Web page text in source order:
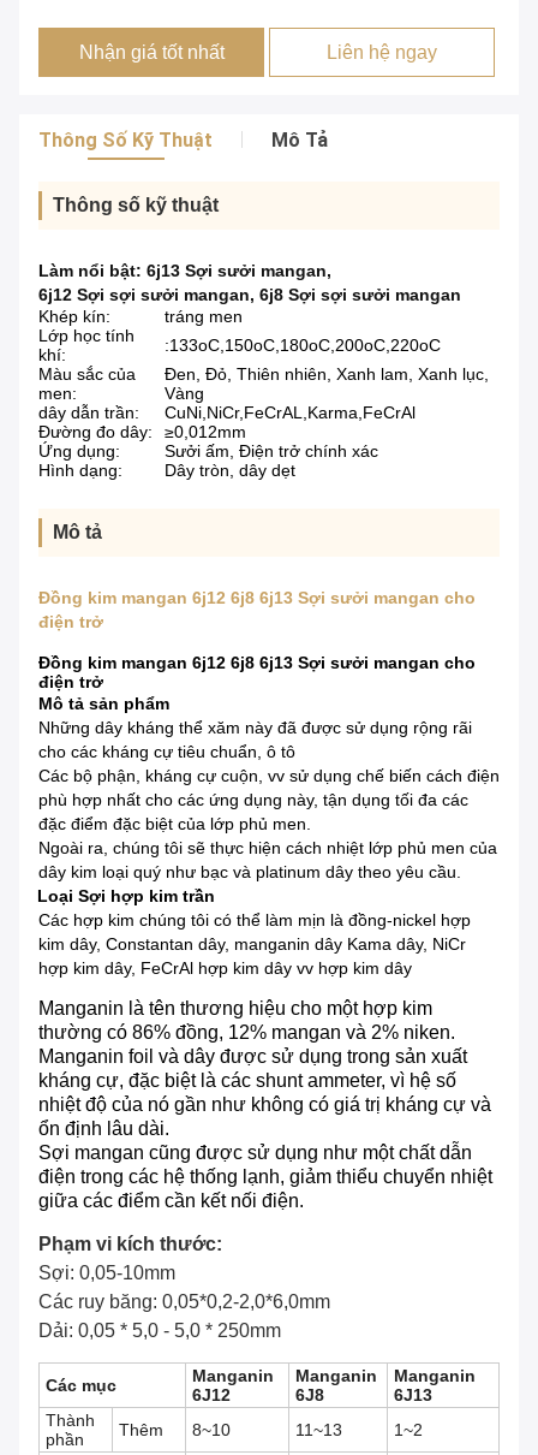
Nhận giá tốt nhất Liên hệ ngay
Thông Số Kỹ Thuật Mô Tả
Thông số kỹ thuật
Làm nổi bật: 6j13 Sợi sưởi mangan,
6j12 Sợi sợi sưởi mangan, 6j8 Sợi sợi sưởi mangan
Khép kín:
tráng men
Lớp học tính
khí:
:133oC,150oC,180oC,200oC,220oC
Màu sắc của
men:
Đen, Đỏ, Thiên nhiên, Xanh lam, Xanh lục,
Vàng
dây dẫn trần:
CuNi,NiCr,FeCrAL,Karma,FeCrAl
Đường đo dây:
≥0,012mm
Ứng dụng:
Sưởi ấm, Điện trở chính xác
Hình dạng:
Dây tròn, dây dẹt
Mô tả
Đồng kim mangan 6j12 6j8 6j13 Sợi sưởi mangan cho
điện trở
Đồng kim mangan 6j12 6j8 6j13 Sợi sưởi mangan cho
điện trở
Mô tả sản phẩm
Những dây kháng thể xăm này đã được sử dụng rộng rãi
cho các kháng cự tiêu chuẩn, ô tô
Các bộ phận, kháng cự cuộn, vv sử dụng chế biến cách điện
phù hợp nhất cho các ứng dụng này, tận dụng tối đa các
đặc điểm đặc biệt của lớp phủ men.
Ngoài ra, chúng tôi sẽ thực hiện cách nhiệt lớp phủ men của
dây kim loại quý như bạc và platinum dây theo yêu cầu.
Loại Sợi hợp kim trần
Các hợp kim chúng tôi có thể làm mịn là đồng-nickel hợp
kim dây, Constantan dây, manganin dây Kama dây, NiCr
hợp kim dây, FeCrAl hợp kim dây vv hợp kim dây
Manganin là tên thương hiệu cho một hợp kim
thường có 86% đồng, 12% mangan và 2% niken.
Manganin foil và dây được sử dụng trong sản xuất
kháng cự, đặc biệt là các shunt ammeter, vì hệ số
nhiệt độ của nó gần như không có giá trị kháng cự và
ổn định lâu dài.
Sợi mangan cũng được sử dụng như một chất dẫn
điện trong các hệ thống lạnh, giảm thiểu chuyển nhiệt
giữa các điểm cần kết nối điện.
Phạm vi kích thước:
Sợi: 0,05-10mm
Các ruy băng: 0,05*0,2-2,0*6,0mm
Dải: 0,05 * 5,0 - 5,0 * 250mm
Các mục
Manganin
6J12
Manganin
6J8
Manganin
6J13
Thành
phần
Thêm 8~10 11~13 1~2